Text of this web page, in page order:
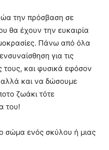
την πρόσβαση σε
θα έχουν την ευκαιρία
Πάνω από όλα
για τις
και φυσικά εφόσον
και να δώσουμε
ζωάκι τότε
του!
σώμα ενός σκύλου ή μιας